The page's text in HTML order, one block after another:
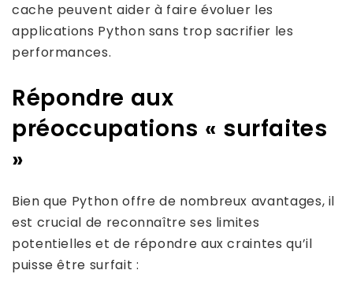
cache peuvent aider à faire évoluer les
applications Python sans trop sacrifier les
performances.
Répondre aux
préoccupations « surfaites
»
Bien que Python offre de nombreux avantages, il
est crucial de reconnaître ses limites
potentielles et de répondre aux craintes qu’il
puisse être surfait :